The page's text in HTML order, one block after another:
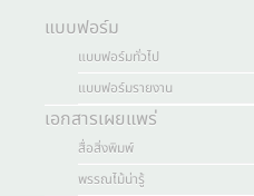
แบบฟอร์ม
แบบฟอร์มทั่วไป
แบบฟอร์มรายงาน
เอกสารเผยแพร่
สื่อสิ่งพิมพ์
พรรณไม้น่ารู้